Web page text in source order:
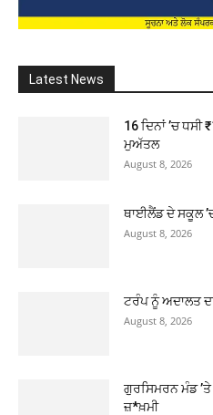
Latest News
16 ਦਿਨਾਂ ’ਚ
ਮੁਅੱਤਲ
August 8, 2026
ਥਾਈਲੈਂਡ ਦੇ ਸਕੂਲ
August 8, 2026
ਟਰੰਪ ਨੂੰ ਅਦਾਲਤ
August 8, 2026
ਗੁਰਸਿਮਰਨ ਮੰਡ
ਜ਼*ਖ਼ਮੀ